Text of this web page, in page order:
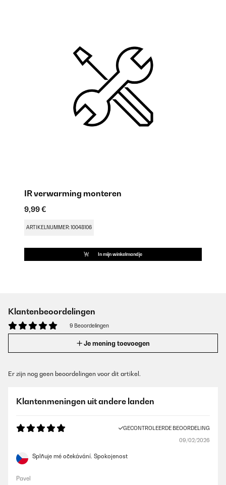
IR verwarming monteren
9,99 €
ARTIKELNUMMER: 10048106
In mijn winkelmandje
Klantenbeoordelingen
9 Beoordelingen
Je mening toevoegen
Er zijn nog geen beoordelingen voor dit artikel.
Klantenmeningen uit andere landen
GECONTROLEERDE BEOORDELING
09/02/2026
Splňuje mé očekávání. Spokojenost
Pavel